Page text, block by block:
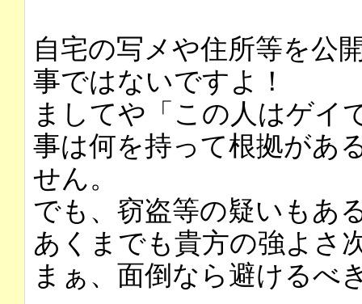
自宅の写メや住所等を公
事ではないですよ！
ましてや「この人はゲイ
事は何を持って根拠があ
せん。
でも、窃盗等の疑いもあ
あくまでも貴方の強よさ
まぁ、面倒なら避けるべ